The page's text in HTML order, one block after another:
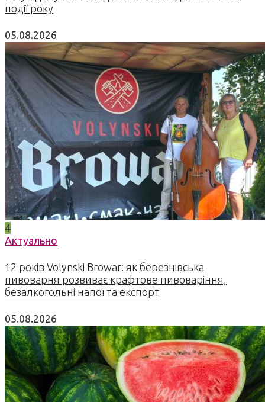
події року
05.08.2026
4
Актуально
12 років Volynski Browar: як березнівська
пивоварня розвиває крафтове пивоваріння,
безалкогольні напої та експорт
05.08.2026